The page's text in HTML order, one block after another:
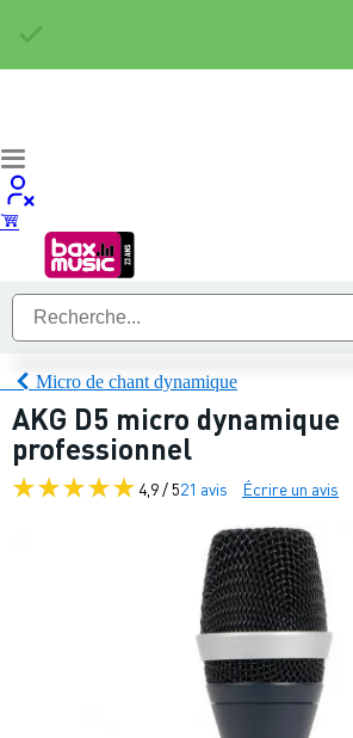
Micro de chant dynamique
AKG D5 micro dynamique
professionnel
4,9 / 521 avis Écrire un avis